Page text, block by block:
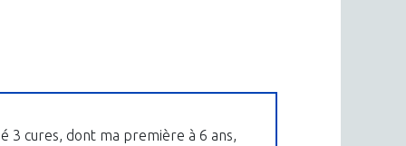
3 cures, dont ma première à 6 ans,